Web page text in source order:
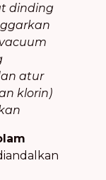
dinding
atur
klorin)